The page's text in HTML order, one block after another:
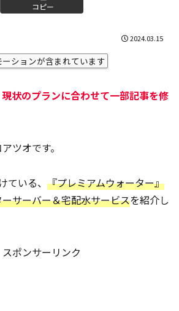
コピー
2024.03.15
ションが含まれています
現状のプランに合わせて一部記事を修
ツオです。
いる、 『プレミアムウォーター』
サーバー＆宅配水サービスを紹介し
スポンサーリンク